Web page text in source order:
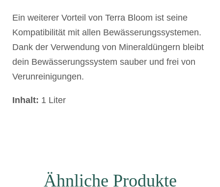
Ein weiterer Vorteil von Terra Bloom ist seine
Kompatibilität mit allen Bewässerungssystemen.
Dank der Verwendung von Mineraldüngern bleibt
dein Bewässerungssystem sauber und frei von
Verunreinigungen.
Inhalt: 1 Liter
Ähnliche Produkte